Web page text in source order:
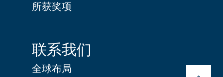
所获奖项
联系我们
全球布局